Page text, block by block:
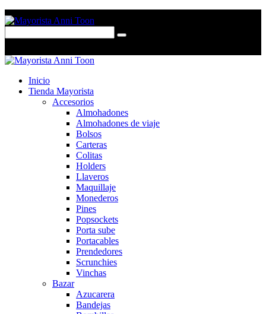
Inicio
Tienda Mayorista
Accesorios
Almohadones
Almohadones de viaje
Bolsos
Carteras
Colitas
Holders
Llaveros
Maquillaje
Monederos
Pines
Popsockets
Porta sube
Portacables
Prendedores
Scrunchies
Vinchas
Bazar
Azucarera
Bandejas